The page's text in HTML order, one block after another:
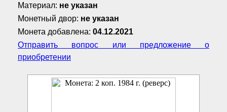
Материал: не указан
Монетный двор: не указан
Монета добавлена: 04.12.2021
Отправить вопрос или предложение о
приобретении